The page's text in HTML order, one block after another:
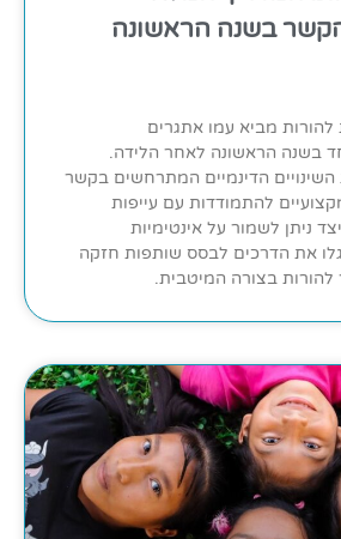
בשנה הראשונה
להורות מביא עמו אתגרים
בשנה הראשונה לאחר הלידה.
הדינמיים המתרחשים בקשר
להתמודדות עם עייפות
ניתן לשמור על אינטימיות
את הדרכים לבסס שותפות חזקה
בצורה המיטבית.